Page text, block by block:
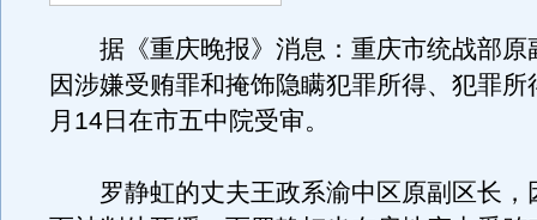
据《重庆晚报》消息：重庆市统战部原
因涉嫌受贿罪和掩饰隐瞒犯罪所得、犯罪
月14日在市五中院受审。
罗静虹的丈夫王政系渝中区原副区长，